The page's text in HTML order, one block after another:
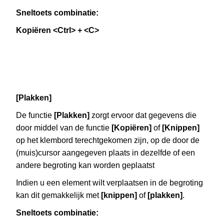
Sneltoets combinatie:
Kopiëren <Ctrl> + <C>
[Plakken]
De functie [Plakken] zorgt ervoor dat gegevens die
door middel van de functie [Kopiëren] of [Knippen]
op het klembord terechtgekomen zijn, op de door de
(muis)cursor aangegeven plaats in dezelfde of een
andere begroting kan worden geplaatst
Indien u een element wilt verplaatsen in de begroting
kan dit gemakkelijk met [knippen] of [plakken].
Sneltoets combinatie: